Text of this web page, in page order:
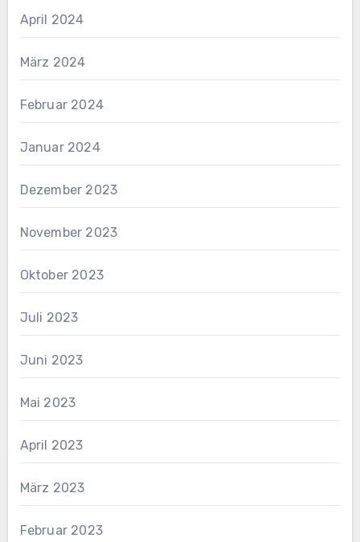
April 2024
März 2024
Februar 2024
Januar 2024
Dezember 2023
November 2023
Oktober 2023
Juli 2023
Juni 2023
Mai 2023
April 2023
März 2023
Februar 2023